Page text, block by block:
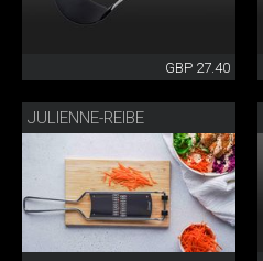
GBP 27.40
JULIENNE-REIBE